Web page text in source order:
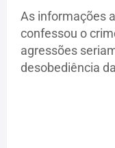
As informações
confessou o
agressões
desobediência